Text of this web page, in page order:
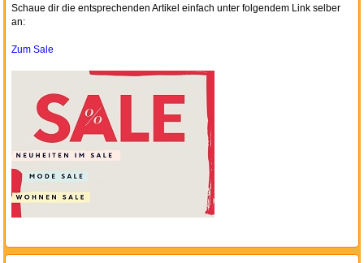
Schaue dir die entsprechenden Artikel einfach unter folgendem Link selber
an:
Zum Sale